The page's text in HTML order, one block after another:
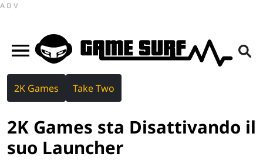
ADV
2K Games Take Two
2K Games sta Disattivando il
suo Launcher